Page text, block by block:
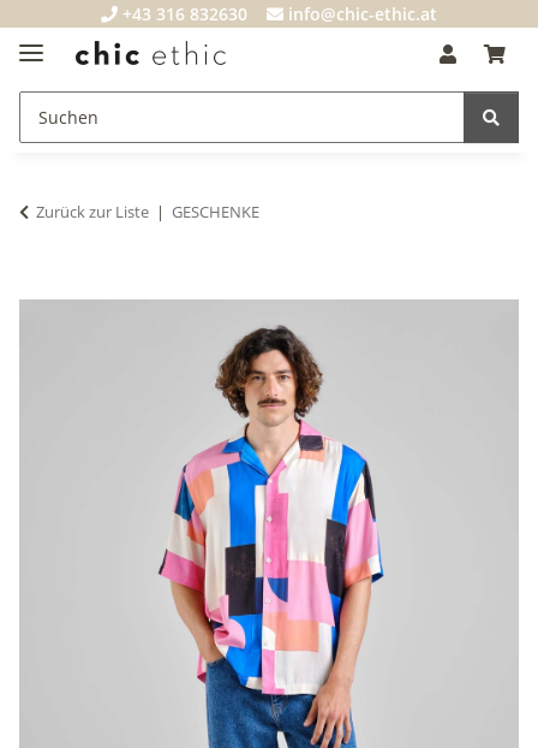
+43 316 832630 info@chic-ethic.at
Zurück zur Liste GESCHENKE